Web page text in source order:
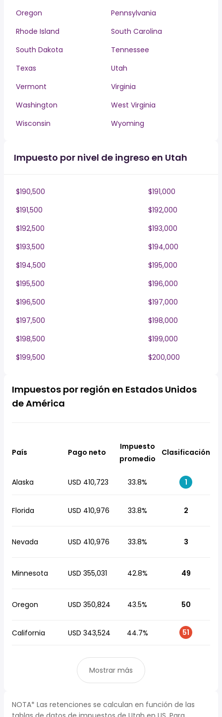
Oregon
Pennsylvania
Rhode Island
South Carolina
South Dakota
Tennessee
Texas
Utah
Vermont
Virginia
Washington
West Virginia
Wisconsin
Wyoming
Impuesto por nivel de ingreso en Utah
$190,500
$191,000
$191,500
$192,000
$192,500
$193,000
$193,500
$194,000
$194,500
$195,000
$195,500
$196,000
$196,500
$197,000
$197,500
$198,000
$198,500
$199,000
$199,500
$200,000
Impuestos por región en Estados Unidos
de América
País Pago neto
Impuesto
promedio
Clasificación
Alaska USD 410,723 33.8% 1
Florida USD 410,976 33.8% 2
Nevada USD 410,976 33.8% 3
Minnesota USD 355,031 42.8% 49
Oregon USD 350,824 43.5% 50
California USD 343,524 44.7% 51
Mostrar más
NOTA* Las retenciones se calculan en función de las